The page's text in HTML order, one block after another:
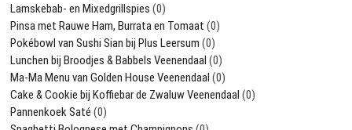
Lamskebab- en Mixedgrillspies (0)
Pinsa met Rauwe Ham, Burrata en Tomaat (0)
Pokébowl van Sushi Sian bij Plus Leersum (0)
Lunchen bij Broodjes & Babbels Veenendaal (0)
Ma-Ma Menu van Golden House Veenendaal (0)
Cake & Cookie bij Koffiebar de Zwaluw Veenendaal (0)
Pannenkoek Saté (0)